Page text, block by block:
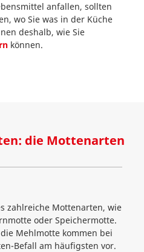
anfallen, sollten
wo Sie was in der Küche
deshalb, wie Sie
können.
die Mottenarten
zahlreiche Mottenarten, wie
oder Speichermotte.
Mehlmotte kommen bei
Befall am häufigsten vor.